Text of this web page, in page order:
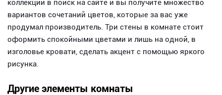
коллекции в поиск на сайте и вы получите множество
вариантов сочетаний цветов, которые за вас уже
продумал производитель. Три стены в комнате стоит
оформить спокойными цветами и лишь на одной, в
изголовье кровати, сделать акцент с помощью яркого
рисунка.
Другие элементы комнаты